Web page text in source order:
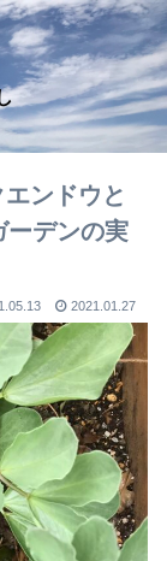
ンドウと
ーデンの実
2021.01.27